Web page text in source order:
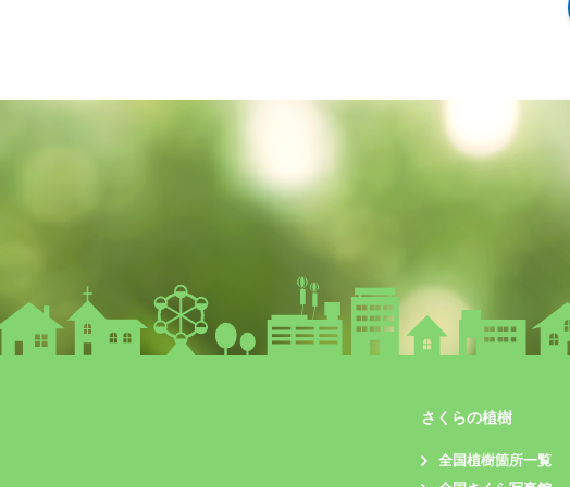
さくらの植樹
全国植樹箇所一覧